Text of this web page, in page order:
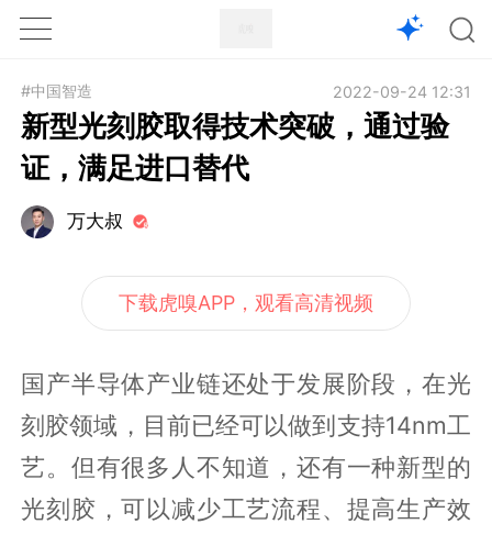
1X
#中国智造 2022-09-24 12:31
新型光刻胶取得技术突破，通过验
证，满足进口替代
万大叔
下载虎嗅APP，观看高清视频
国产半导体产业链还处于发展阶段，在光
刻胶领域，目前已经可以做到支持14nm工
艺。但有很多人不知道，还有一种新型的
光刻胶，可以减少工艺流程、提高生产效